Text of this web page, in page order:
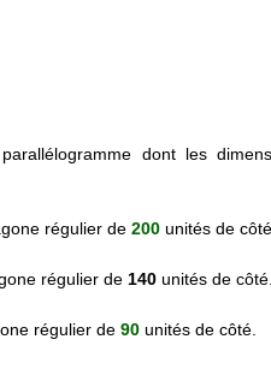
dont les
régulier de 200 unités de côté.
régulier de 140 unités de côté.
régulier de 90 unités de côté